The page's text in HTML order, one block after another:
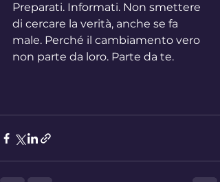
Preparati. Informati. Non smettere
di cercare la verità, anche se fa
male. Perché il cambiamento vero
non parte da loro. Parte da te.